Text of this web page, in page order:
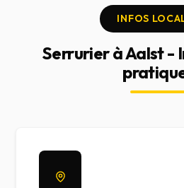
INFOS
Serrurier à Aalst -